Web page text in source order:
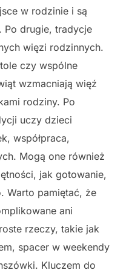
w rodzinie i są
Po drugie, tradycje
więzi rodzinnych.
czy wspólne
wzmacniają więź
rodziny. Po
uczy dzieci
współpraca,
Mogą one również
jak gotowanie,
Warto pamiętać, że
ani
rzeczy, takie jak
spacer w weekendy
Kluczem do